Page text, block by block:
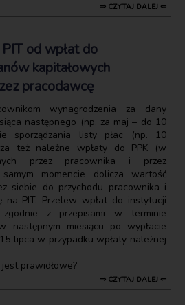
⇒ CZYTAJ DALEJ ⇐
od wpłat do
kapitałowych
pracodawcę
wynagrodzenia za dany
następnego (np. za maj – do 10
sporządzania listy płac (np. 10
też należne wpłaty do PPK (w
przez pracownika i przez
momencie dolicza wartość
siebie do przychodu pracownika i
na PIT. Przelew wpłat do instytucji
z przepisami w terminie
następnym miesiącu po wypłacie
lipca w przypadku wpłaty należnej
prawidłowe?
⇒ CZYTAJ DALEJ ⇐